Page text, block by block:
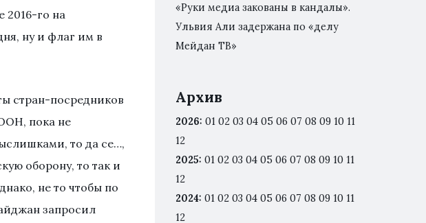
2016-го на
ну и флаг им в
стран-посредников
пока не
то да се…,
оборону, то так и
не то чтобы по
запросил
«Руки медиа закованы в кандалы».
Ульвия Али задержана по «делу
Мейдан ТВ»
Архив
2026: 01 02 03 04 05 06 07 08 09 10 11
12
2025: 01 02 03 04 05 06 07 08 09 10 11
12
2024: 01 02 03 04 05 06 07 08 09 10 11
12